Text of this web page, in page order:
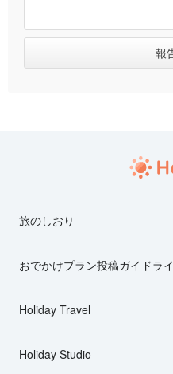
旅のしおり
おでかけプラン投稿ガイドラ
Holiday Travel
Holiday Studio